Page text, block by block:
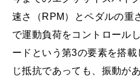
速さ（RPM）とペダルの重
で運動負荷をコントロール
ードという第3の要素を搭
じ抵抗であっても、振動が